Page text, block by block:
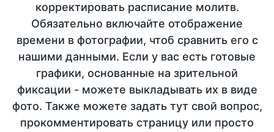
корректировать расписание молитв.
Обязательно включайте отображение
времени в фотографии, чтоб сравнить его с
нашими данными. Если у вас есть готовые
графики, основанные на зрительной
фиксации - можете выкладывать их в виде
фото. Также можете задать тут свой вопрос,
прокомментировать страницу или просто